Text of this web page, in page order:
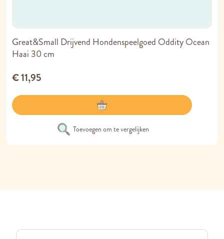
Great&Small Drijvend Hondenspeelgoed Oddity Ocean
Haai 30 cm
€ 11,95
Toevoegen om te vergelijken